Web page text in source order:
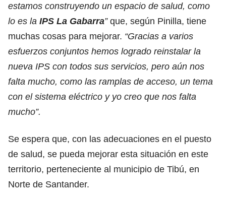
estamos construyendo un espacio de salud, como
lo es la IPS La Gabarra”que, según Pinilla, tiene
muchas cosas para mejorar. “Gracias a varios
esfuerzos conjuntos hemos logrado reinstalar la
nueva IPS con todos sus servicios, pero aún nos
falta mucho, como las ramplas de acceso, un tema
con el sistema eléctrico y yo creo que nos falta
mucho”.
Se espera que, con las adecuaciones en el puesto
de salud, se pueda mejorar esta situación en este
territorio, perteneciente al municipio de Tibú, en
Norte de Santander.